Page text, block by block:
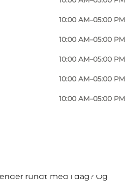
10:00 AM–05:00 PM
10:00 AM–05:00 PM
10:00 AM–05:00 PM
10:00 AM–05:00 PM
10:00 AM–05:00 PM
biler ud? Hvordan har
rundt med i dag? Og